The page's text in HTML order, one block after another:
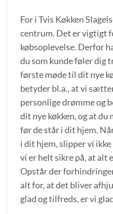
For i Tvis Køkken
centrum. Det er vigtigt
købsoplevelse. Derfor
du som kunde føler dig
første møde til dit nye
betyder bl.a., at vi
personlige drømme og
dit nye køkken, og at
før de står i dit hjem.
i dit hjem, slipper vi
vi er helt sikre på, at alt
Opstår der
alt for, at det bliver
glad og tilfreds, er vi